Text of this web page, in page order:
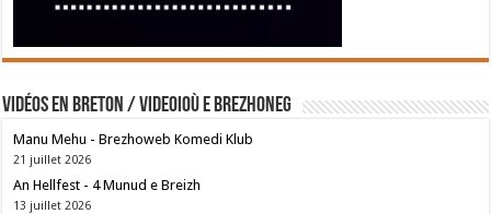
Vidéos en breton / Videoioù e brezhoneg
Manu Mehu - Brezhoweb Komedi Klub
21 juillet 2026
An Hellfest - 4 Munud e Breizh
13 juillet 2026